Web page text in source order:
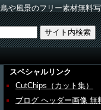
や風景のフリー素材無料
スペシャルリンク
CutChips（カット集）
ブログ ヘッダー画像 無